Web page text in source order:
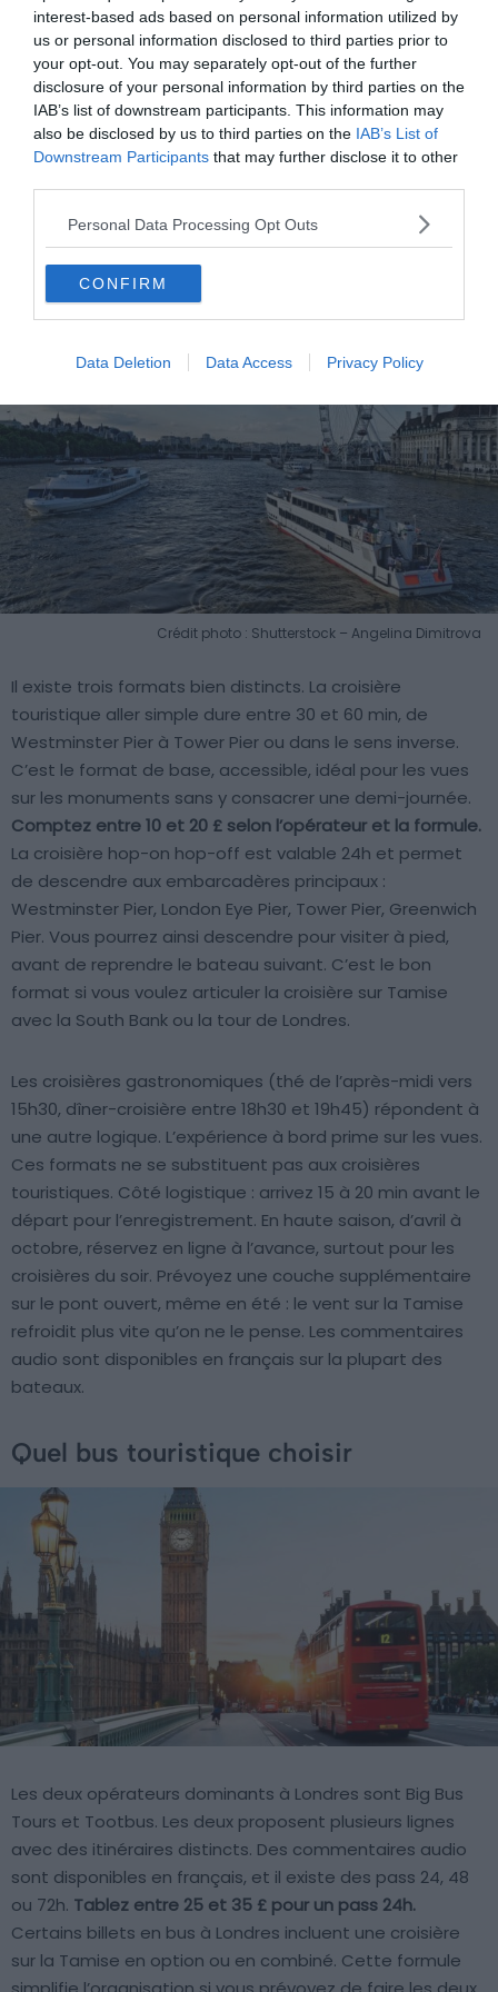
interest-based ads based on personal information utilized by
us or personal information disclosed to third parties prior to
your opt-out. You may separately opt-out of the further
disclosure of your personal information by third parties on the
IAB’s list of downstream participants. This information may
also be disclosed by us to third parties on the IAB’s List of
Downstream Participants that may further disclose it to other
Personal Data Processing Opt Outs
CONFIRM
Data Deletion Data Access Privacy Policy
principaux. Ils permettent de faire les deux en une
journée à un tarif réduit d’environ 15 à 20 % par rapport à
l’achat séparé.
Quelle croisière sur la Tamise choisir
Crédit photo : Shutterstock – Angelina Dimitrova
Il existe trois formats bien distincts. La croisière
touristique aller simple dure entre 30 et 60 min, de
Westminster Pier à Tower Pier ou dans le sens inverse.
C’est le format de base, accessible, idéal pour les vues
sur les monuments sans y consacrer une demi-journée.
Comptez entre 10 et 20 £ selon l’opérateur et la formule.
La croisière hop-on hop-off est valable 24h et permet
de descendre aux embarcadères principaux :
Westminster Pier, London Eye Pier, Tower Pier, Greenwich
Pier. Vous pourrez ainsi descendre pour visiter à pied,
avant de reprendre le bateau suivant. C’est le bon
format si vous voulez articuler la croisière sur Tamise
avec la South Bank ou la tour de Londres.
Les croisières gastronomiques (thé de l’après-midi vers
15h30, dîner-croisière entre 18h30 et 19h45) répondent à
une autre logique. L’expérience à bord prime sur les vues.
Ces formats ne se substituent pas aux croisières
touristiques. Côté logistique : arrivez 15 à 20 min avant le
départ pour l’enregistrement. En haute saison, d’avril à
octobre, réservez en ligne à l’avance, surtout pour les
croisières du soir. Prévoyez une couche supplémentaire
sur le pont ouvert, même en été : le vent sur la Tamise
refroidit plus vite qu’on ne le pense. Les commentaires
audio sont disponibles en français sur la plupart des
bateaux.
Quel bus touristique choisir
Les deux opérateurs dominants à Londres sont Big Bus
Tours et Tootbus. Les deux proposent plusieurs lignes
avec des itinéraires distincts. Des commentaires audio
sont disponibles en français, et il existe des pass 24, 48
ou 72h. Tablez entre 25 et 35 £ pour un pass 24h.
Certains billets en bus à Londres incluent une croisière
sur la Tamise en option ou en combiné. Cette formule